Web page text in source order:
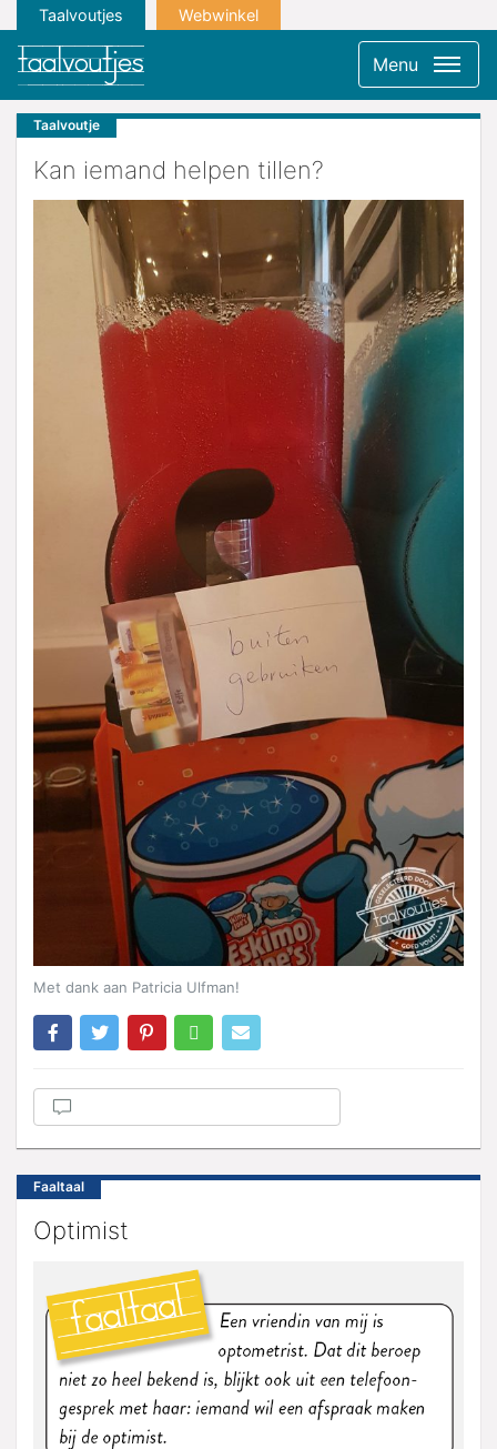
Taalvoutjes Webwinkel
Menu
Taalvoutje
Kan iemand helpen tillen?
Met dank aan Patricia Ulfman!
Faaltaal
Optimist